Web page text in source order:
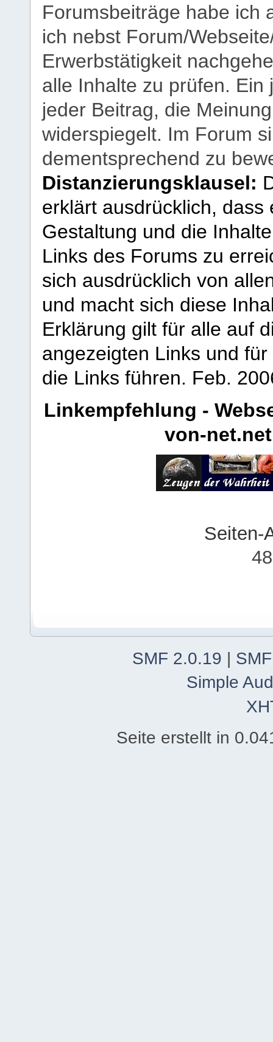
Forumsbeiträge habe ich
ich nebst Forum/
Erwerbstätigkeit
alle Inhalte zu prüfen.
jeder Beitrag, die
widerspiegelt. Im Forum
dementsprechend zu
Distanzierungsklausel:
erklärt ausdrücklich,
Gestaltung und die
Links des Forums zu
sich ausdrücklich von
und macht sich diese
Erklärung gilt für alle auf
angezeigten Links und
die Links führen. Feb.
Linkempfehlung -
von-net.net
Seiten-
SMF 2.0.19
Simple
Seite erstellt in